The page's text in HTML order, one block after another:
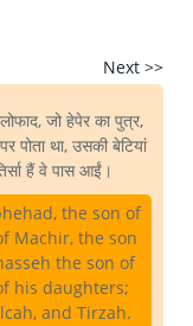
Next >>
जो हेपेर का पुत्र,
पोता था, उसकी बेटियां
हैं वे पास आईं।
the son of
Machir, the son
the son of
his daughters;
and Tirzah.